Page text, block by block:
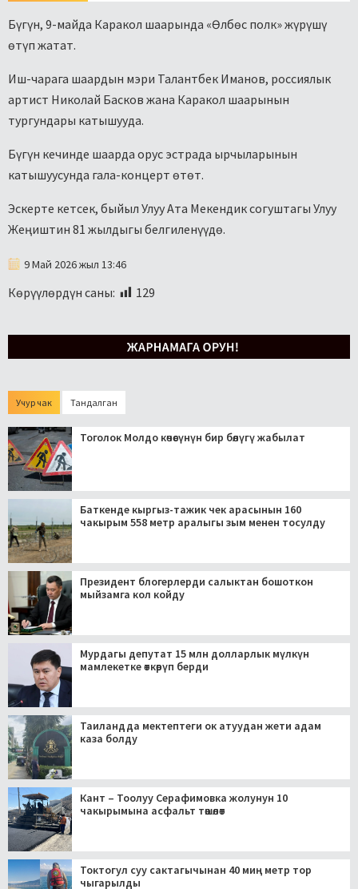
Бүгүн, 9-майда Каракол шаарында «Өлбөс полк» жүрүшү
өтүп жатат.
Иш-чарага шаардын мэри Талантбек Иманов, россиялык
артист Николай Басков жана Каракол шаарынын
тургундары катышууда.
Бүгүн кечинде шаарда орус эстрада ырчыларынын
катышуусунда гала-концерт өтөт.
Эскерте кетсек, быйыл Улуу Ата Мекендик согуштагы Улуу
Жеңиштин 81 жылдыгы белгиленүүдө.
9 Май 2026 жыл 13:46
Көрүүлөрдүн саны: 129
Учур чак Тандалган
Тоголок Молдо көчөсүнүн бир бөлүгү жабылат
Баткенде кыргыз-тажик чек арасынын 160
чакырым 558 метр аралыгы зым менен тосулду
Президент блогерлерди салыктан бошоткон
мыйзамга кол койду
Мурдагы депутат 15 млн долларлык мүлкүн
мамлекетке өткөрүп берди
Таиландда мектептеги ок атуудан жети адам
каза болду
Кант – Тоолуу Серафимовка жолунун 10
чакырымына асфальт төшөлөт
Токтогул суу сактагычынан 40 миң метр тор
чыгарылды